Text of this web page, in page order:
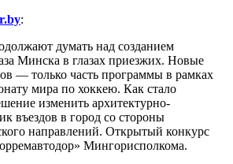
:
думать над созданием
Минска в глазах приезжих. Новые
— только часть программы в рамках
мира по хоккею. Как стало
изменить архитектурно-
въездов в город со стороны
направлений. Открытый конкурс
Мингорисполкома.